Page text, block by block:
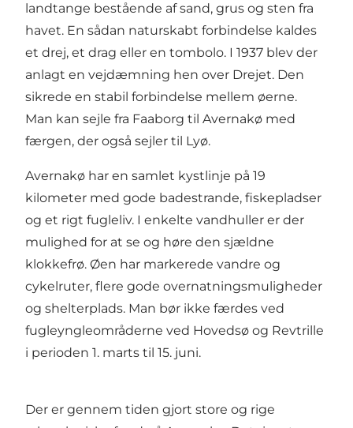
landtange bestående af sand, grus og sten fra
havet. En sådan naturskabt forbindelse kaldes
et drej, et drag eller en tombolo. I 1937 blev der
anlagt en vejdæmning hen over Drejet. Den
sikrede en stabil forbindelse mellem øerne.
Man kan sejle fra Faaborg til Avernakø med
færgen, der også sejler til Lyø.
Avernakø har en samlet kystlinje på 19
kilometer med gode badestrande, fiskepladser
og et rigt fugleliv. I enkelte vandhuller er der
mulighed for at se og høre den sjældne
klokkefrø. Øen har markerede vandre og
cykelruter, flere gode overnatningsmuligheder
og shelterplads. Man bør ikke færdes ved
fugleyngleområderne ved Hovedsø og Revtrille
i perioden 1. marts til 15. juni.
Der er gennem tiden gjort store og rige